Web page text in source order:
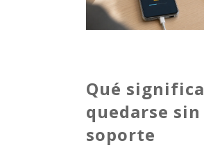
Qué significa
quedarse sin
soporte